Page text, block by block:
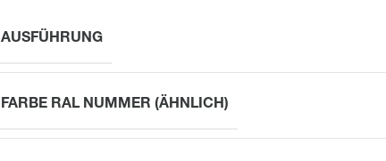
Uhr
AUSFÜHRUNG
FARBE RAL NUMMER (ÄHNLICH)